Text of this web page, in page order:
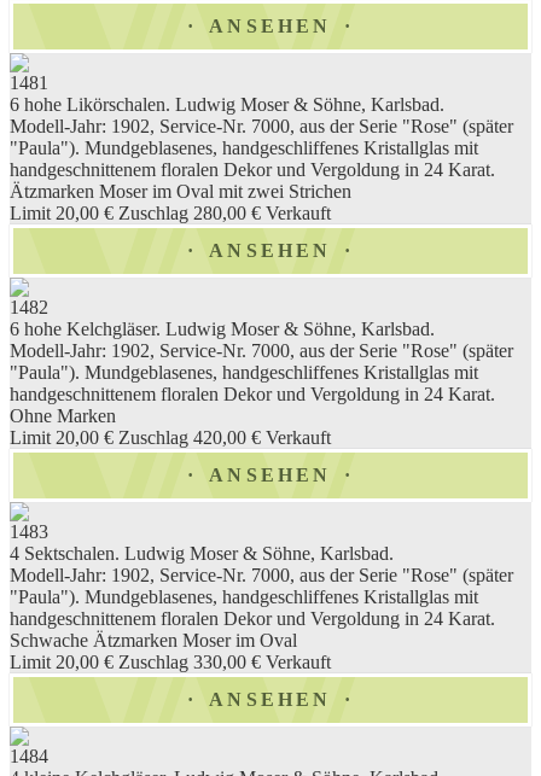
ANSEHEN
1481
6 hohe Likörschalen. Ludwig Moser & Söhne, Karlsbad.
Modell-Jahr: 1902, Service-Nr. 7000, aus der Serie "Rose" (später
"Paula"). Mundgeblasenes, handgeschliffenes Kristallglas mit
handgeschnittenem floralen Dekor und Vergoldung in 24 Karat.
Ätzmarken Moser im Oval mit zwei Strichen
Limit 20,00 € Zuschlag 280,00 € Verkauft
ANSEHEN
1482
6 hohe Kelchgläser. Ludwig Moser & Söhne, Karlsbad.
Modell-Jahr: 1902, Service-Nr. 7000, aus der Serie "Rose" (später
"Paula"). Mundgeblasenes, handgeschliffenes Kristallglas mit
handgeschnittenem floralen Dekor und Vergoldung in 24 Karat.
Ohne Marken
Limit 20,00 € Zuschlag 420,00 € Verkauft
ANSEHEN
1483
4 Sektschalen. Ludwig Moser & Söhne, Karlsbad.
Modell-Jahr: 1902, Service-Nr. 7000, aus der Serie "Rose" (später
"Paula"). Mundgeblasenes, handgeschliffenes Kristallglas mit
handgeschnittenem floralen Dekor und Vergoldung in 24 Karat.
Schwache Ätzmarken Moser im Oval
Limit 20,00 € Zuschlag 330,00 € Verkauft
ANSEHEN
1484